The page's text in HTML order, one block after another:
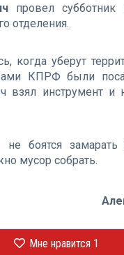
провел субботник
отделения.
когда уберут
КПРФ были
взял инструмент и
боятся замарать
мусор собрать.
Мне нравится 1